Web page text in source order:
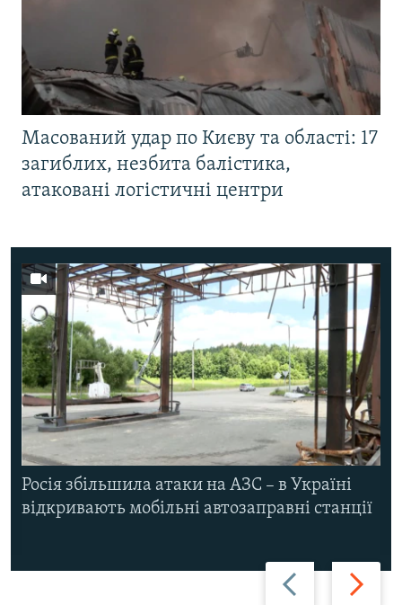
Масований удар по Києву та області: 17
загиблих, незбита балістика,
атаковані логістичні центри
Назад Вперед
Росія збільшила атаки на АЗС – в Україні
відкривають мобільні автозаправні станції